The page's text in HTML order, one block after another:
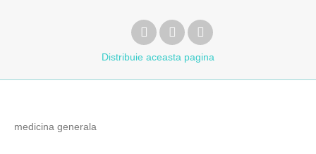
Distribuie aceasta pagina
medicina generala